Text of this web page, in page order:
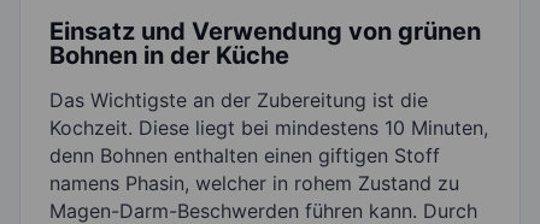
Einsatz und Verwendung von grünen
Bohnen in der Küche
Das Wichtigste an der Zubereitung ist die
Kochzeit. Diese liegt bei mindestens 10 Minuten,
denn Bohnen enthalten einen giftigen Stoff
namens Phasin, welcher in rohem Zustand zu
Magen-Darm-Beschwerden führen kann. Durch